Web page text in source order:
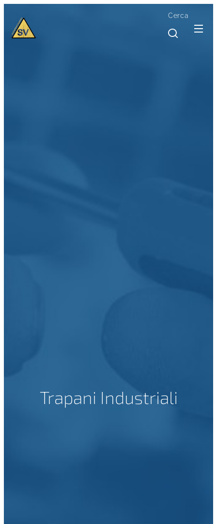
Cerca
Trapani Industriali